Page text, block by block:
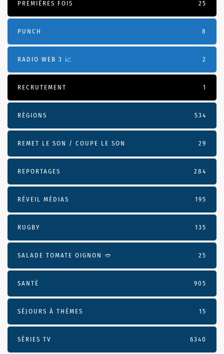
PREMIÈRES FOIS 25
PUNCH 8
RADIO WEB 3 📈 2
RECRUTEMENT 1
RÉGIONS 534
REMET LE SON / COUPE LE SON 29
REPORTAGES 284
RÉVEIL MÉDIAS 195
RUGBY 135
SALADE TOMATE OIGNON 🥙 25
SANTÉ 905
SÉJOURS À THÈMES 15
SÉRIES TV 6340